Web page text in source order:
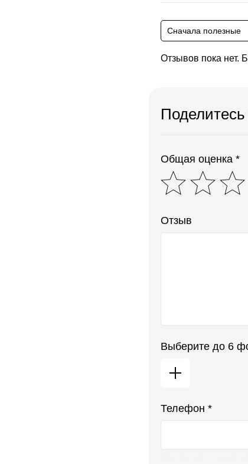
Сначала полезные
Отзывов пока нет.
Общая оценка *
Отзыв
Выберите до 6
Телефон *